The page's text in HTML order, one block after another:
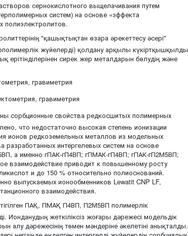
сернокислотного выщелачивания путем
систем) на основе «эффекта
полиэлектролитов.
"қашықтықтан өзара әрекеттесу әсері"
жүйелерді) қолдану арқылы күкіртқышқылды
сирек жер металдарын бөлудің және
гравиметрия
гравиметрия
сорбционные свойства редкосшитых полимерных
что недостаточно высокая степень ионизации
ионов редкоземельных металлов из модельных
интергелевых систем на основе
а именно гПАК-гП4ВП; гПМАК-гП4ВП; гПАК-гП2М5ВП;
взаимодействие приводит к повышенному росту
и до 150 % относительно полиоснований.
выпускаемых ионообменников Lewatit CNP LF,
взаимодействия.
ПАҚ, ПМАҚ П4ВП, П2М5ВП полимерлік
Ионданудың жеткіліксіз жоғары дәрежесі модельдік
алу дәрежесінің төмен мәндеріне әкелетіні анықталды.